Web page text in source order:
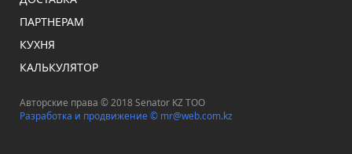
ПАРТНЕРАМ
КУХНЯ
КАЛЬКУЛЯТОР
Авторские права © 2018 Senator KZ ТОО
Разработка и продвижение © mr@web.com.kz